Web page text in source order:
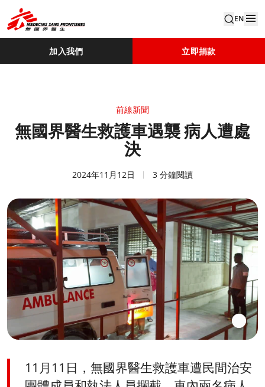
EN
加入我們 立即捐款
前線新聞
無國界醫生救護車遇襲 病人遭處
決
2024年11月12日 3 分鐘閱讀
11月11日，無國界醫生救護車遭民間治安